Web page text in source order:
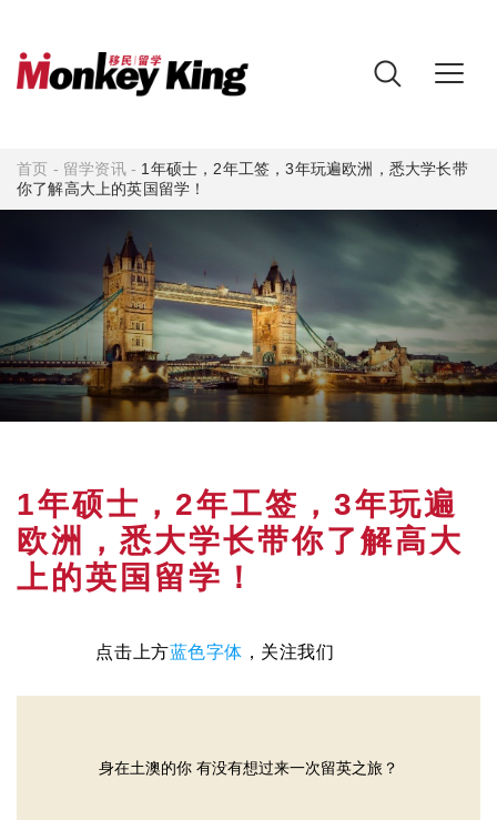
首页 - 留学资讯- 1年硕士，2年工签，3年玩遍欧洲，悉大学长带
你了解高大上的英国留学！
1年硕士，2年工签，3年玩遍
欧洲，悉大学长带你了解高大
上的英国留学！
点击上方蓝色字体 ，关注我们
身在土澳的你 有没有想过来一次留英之旅？